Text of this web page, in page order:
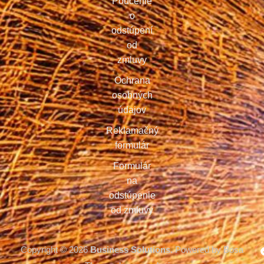
o
odstúpení
od
zmluvy
Ochrana
osobných
údajov
Reklamačný
formulár
Formulár
na
odstúpenie
od zmluvy
Copyright © 2026Business Solutions.Powered by Bosa